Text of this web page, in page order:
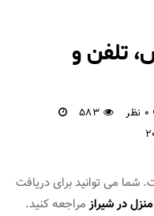
تلفن و
0 نظر
583
شما می توانید برای دریافت
در شیرازمراجعه کنید.